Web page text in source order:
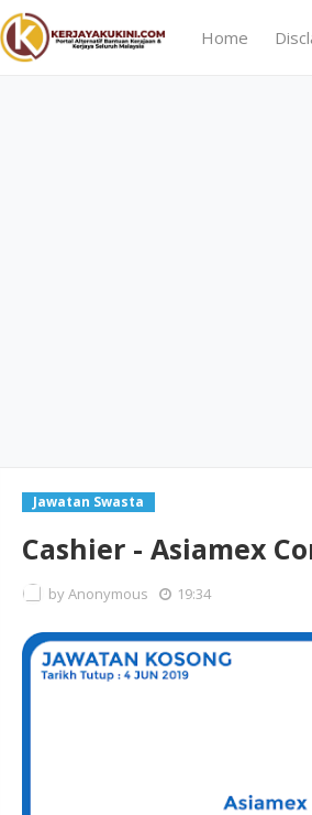
Home
Jawatan Swasta
Cashier - Asiamex
byAnonymous 19:34